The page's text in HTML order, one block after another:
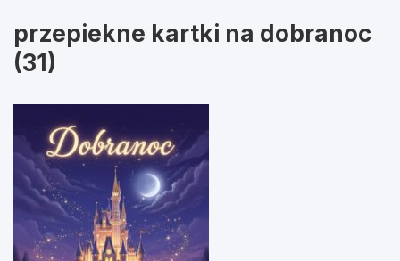
przepiekne kartki na dobranoc
(31)